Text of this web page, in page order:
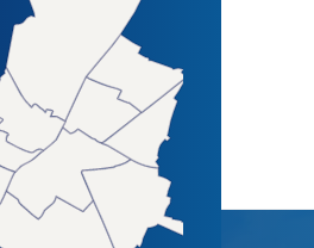
ASSOCIATIONS DE LA VILLE